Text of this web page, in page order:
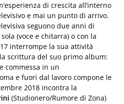
di crescita all’interno
e mai un punto di arrivo.
seguono due anni di
(voce e chitarra) o con la
interrompe la sua attività
scrittura del suo primo album:
commessa in un
e fuori dal lavoro compone le
2018 incontra la
(Studionero/Rumore di Zona)